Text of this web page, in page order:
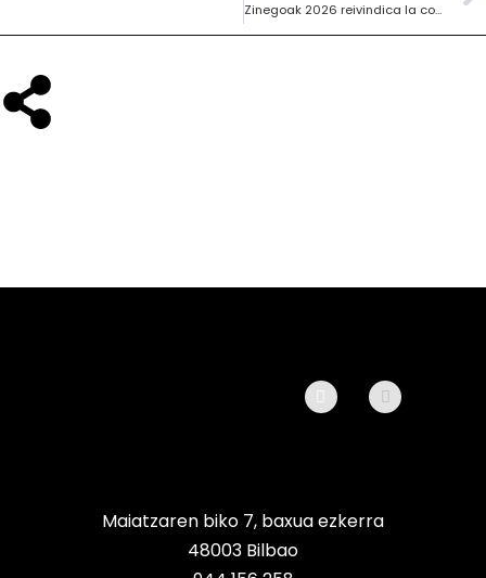
Zinegoak 2026 reivindica la comunidad y la figura del monstruo como espacios de resistencia colectiva en su 23 edición
Maiatzaren biko 7, baxua ezkerra
48003 Bilbao